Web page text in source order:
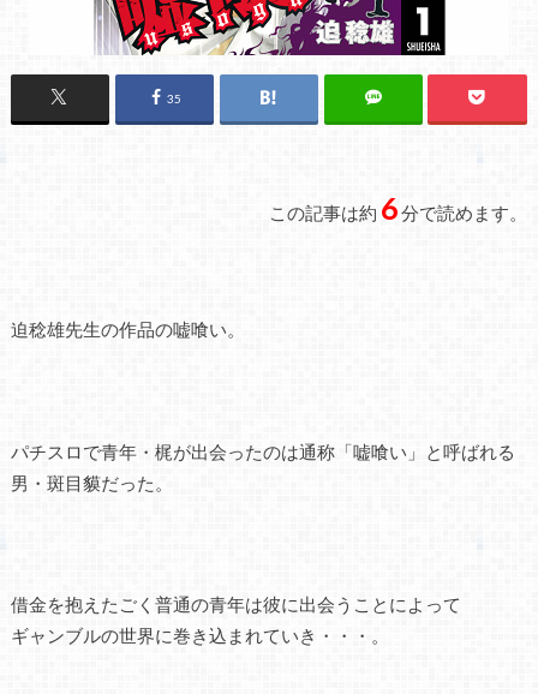
35
この記事は約 6分で読めます。
迫稔雄先生の作品の嘘喰い。
パチスロで青年・梶が出会ったのは通称「嘘喰い」と呼ばれる
男・斑目貘だった。
借金を抱えたごく普通の青年は彼に出会うことによって
ギャンブルの世界に巻き込まれていき・・・。